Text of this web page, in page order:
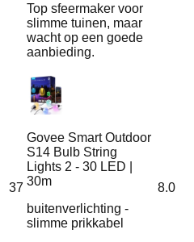
Top sfeermaker voor
slimme tuinen, maar
wacht op een goede
aanbieding.
37
Govee Smart Outdoor
S14 Bulb String
Lights 2 - 30 LED |
30m
buitenverlichting -
slimme prikkabel
8.0